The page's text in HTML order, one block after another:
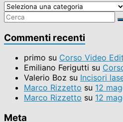
cerca
tra
gli
articoli,
per
categoria
Commenti recenti
primo su Corso Video
Emiliano Ferigutti su
Valerio Boz su Incisori
Marco Rizzetto su 12
Marco Rizzetto su 12
Meta